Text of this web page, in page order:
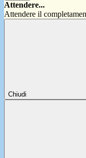
Attendere...
Attendere il
Chiudi